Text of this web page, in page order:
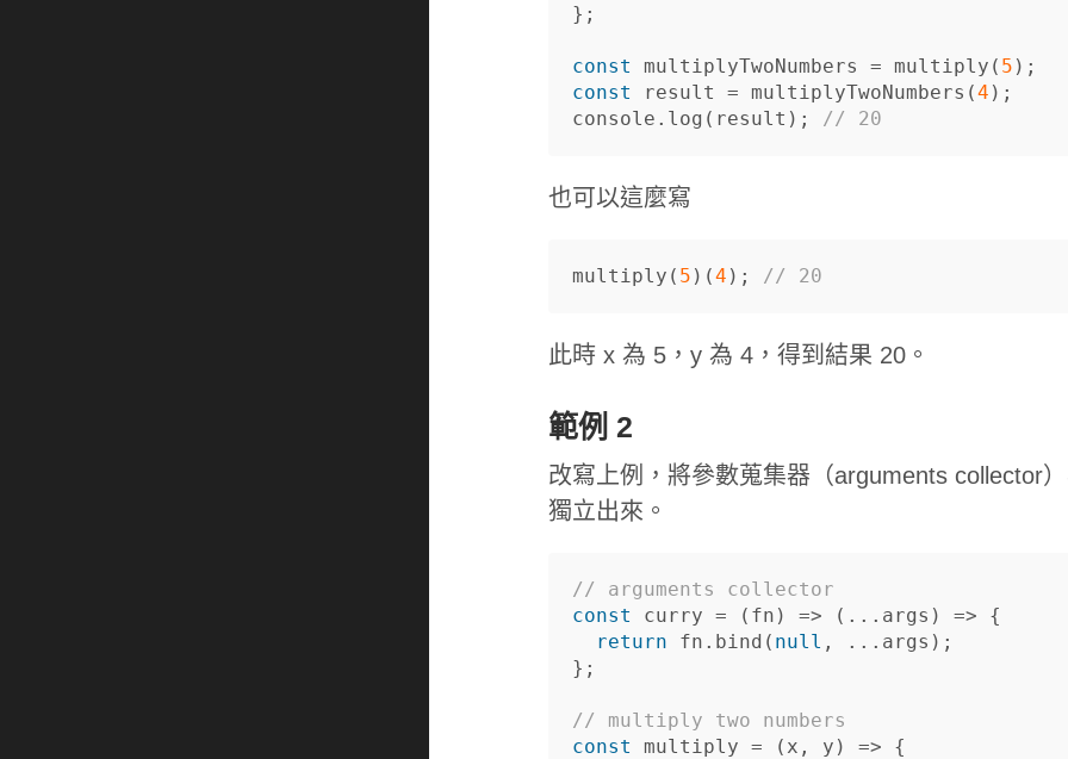
};
const multiplyTwoNumbers = multiply ( 5 );
const
result = multiplyTwoNumbers (4 );
console . log ( result ); // 20
也可以這麼寫
multiply ( 5 )(4 ); // 20
此時 x 為 5，y 為 4，得到結果 20。
範例 2
改寫上例，將參數蒐集器（arguments collector
獨立出來。
// arguments collector
const
curry = ( fn ) => (... args ) =>
{
return
fn . bind ( null , ... args );
};
// multiply two numbers
const
multiply = ( x , y ) =>
{